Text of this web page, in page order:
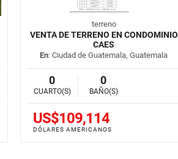
terreno
VENTA DE TERRENO EN CONDOMINIO
CAES
En: Ciudad de Guatemala, Guatemala
0
CUARTO(S)
0
BAÑO(S)
US$109,114
DÓLARES AMERICANOS